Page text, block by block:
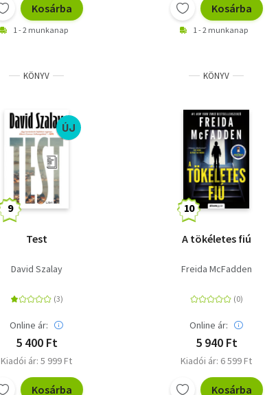
Kosárba
1 - 2 munkanap
Kosárba
1 - 2 munkanap
KÖNYV
ÚJ
Test
David Szalay
Online ár:
5 400 Ft
Kiadói ár: 5 999 Ft
Kosárba
KÖNYV
A tökéletes fiú
Freida McFadden
Online ár:
5 940 Ft
Kiadói ár: 6 599 Ft
Kosárba